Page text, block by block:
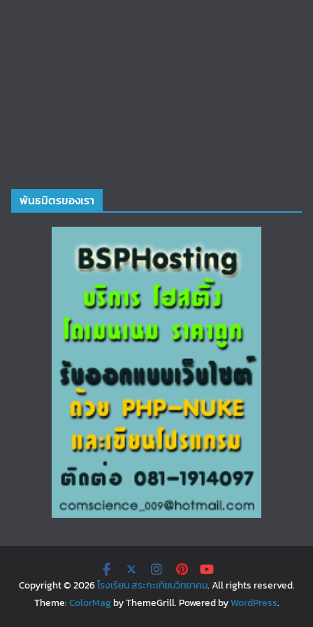
พันธมิตรของเรา
Copyright © 2026โรงเรียน สระกะเทียมวิทยาคม. All rights reserved.
Theme:ColorMagby ThemeGrill. Powered byWordPress.